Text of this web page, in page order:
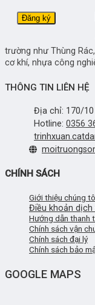
trường như Thùng
cơ khí, nhựa công
THÔNG TIN LIÊN HỆ
Địa chỉ: 170/10
Hotline: 0356
CHÍNH SÁCH
Giới thiệu chúng
Điều khoản dịch
Hướng dẫn thanh
Chính sách vận
Chính sách đại lý
Chính sách bảo
GOOGLE MAPS